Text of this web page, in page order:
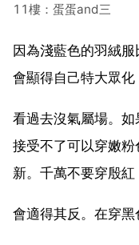
11樓：蛋蛋and三
因為淺藍色的羽絨
會顯得自己特大眾化
看過去沒氣屬場。
接受不了可以穿嫩
新。千萬不要穿殷紅
會適得其反。在穿黑